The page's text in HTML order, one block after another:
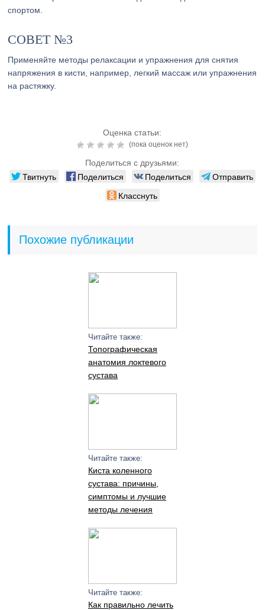
спортом.
СОВЕТ №3
Применяйте методы релаксации и упражнения для снятия
напряжения в кисти, например, легкий массаж или упражнения
на растяжку.
Оценка статьи:
(пока оценок нет)
Поделиться с друзьями:
Твитнуть Поделиться Поделиться
Отправить
Класснуть
Похожие публикации
Читайте также:
Топографическая
анатомия локтевого
сустава
Читайте также:
Киста коленного
сустава: причины,
симптомы и лучшие
методы лечения
Читайте также:
Как правильно лечить